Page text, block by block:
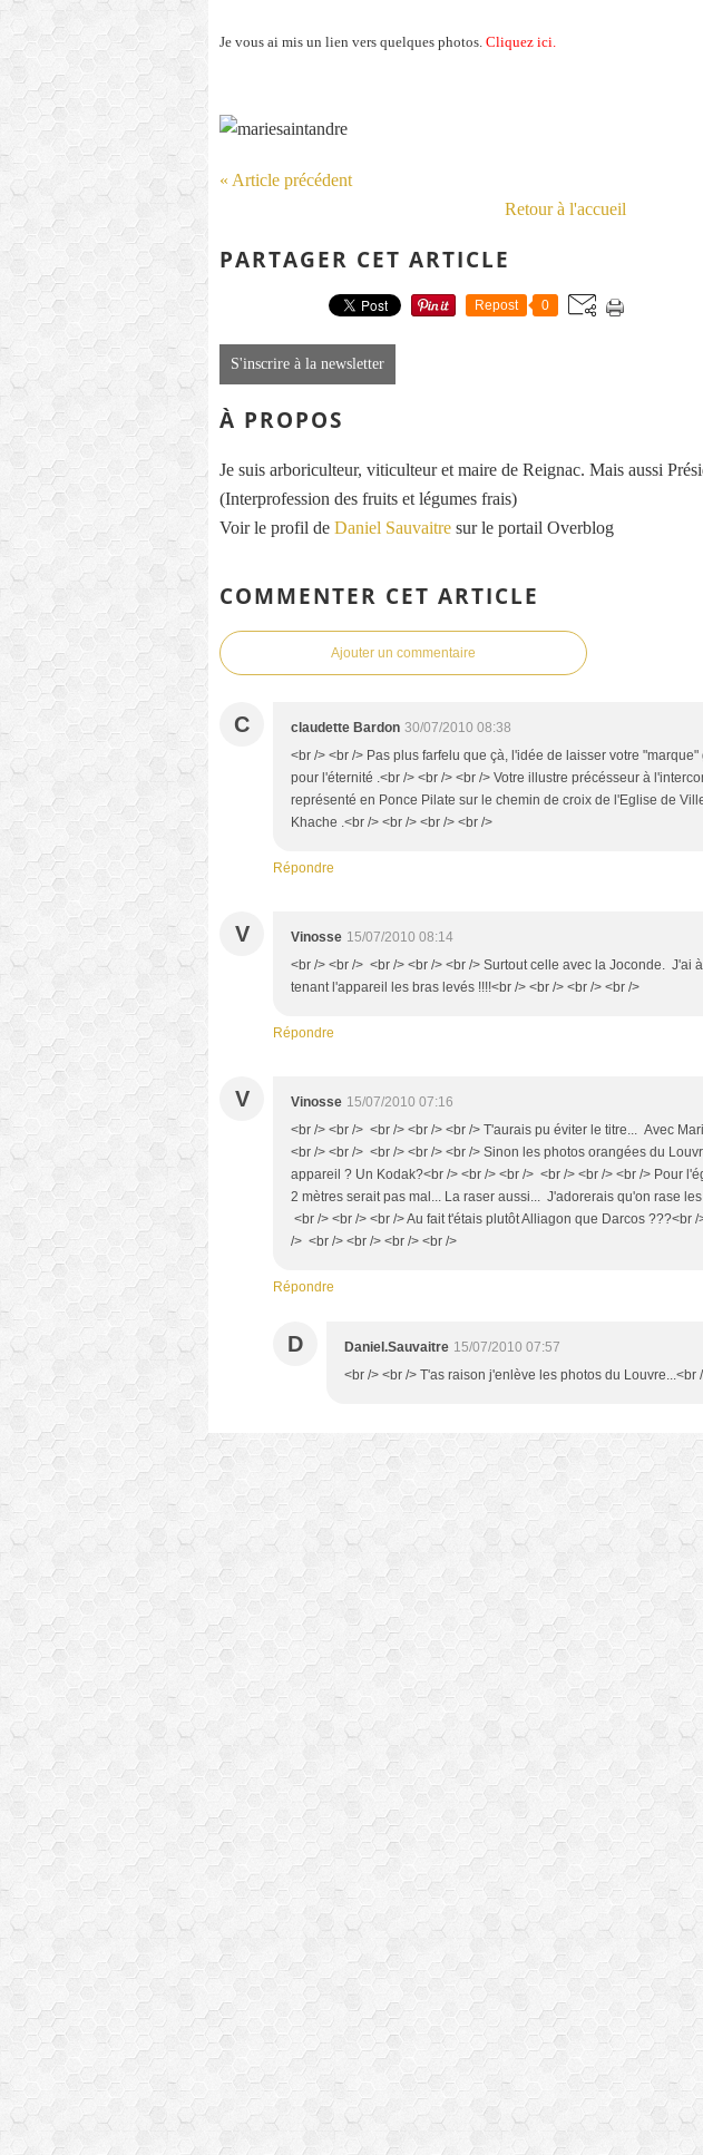
Je vous ai mis un lien vers quelques photos. Cliquez ici.
« Article précédent
Retour à l'accueil
PARTAGER CET ARTICLE
Repost 0
S'inscrire à la newsletter
À PROPOS
Je suis arboriculteur, viticulteur et maire de Reignac. Mais aussi
(Interprofession des fruits et légumes frais)
Voir le profil de Daniel Sauvaitre sur le portail Overblog
COMMENTER CET ARTICLE
Ajouter un commentaire
C claudette Bardon 30/07/2010 08:38
<br /> <br /> Pas plus farfelu que çà, l'idée de laisser votre
pour l'éternité .<br /> <br /> <br /> Votre illustre précésseur à
représenté en Ponce Pilate sur le chemin de croix de l'Eglise de
Khache .<br /> <br /> <br /> <br />
Répondre
V Vinosse 15/07/2010 08:14
<br /> <br /> <br /> <br /> <br /> Surtout celle avec la Joconde. J'ai
tenant l'appareil les bras levés !!!!<br /> <br /> <br /> <br />
Répondre
V Vinosse 15/07/2010 07:16
<br /> <br /> <br /> <br /> <br /> T'aurais pu éviter le titre... Avec
<br /> <br /> <br /> <br /> <br /> Sinon les photos orangées du
appareil ? Un Kodak?<br /> <br /> <br /> <br /> <br /> <br /> Pour
2 mètres serait pas mal... La raser aussi... J'adorerais qu'on rase
<br /> <br /> <br /> Au fait t'étais plutôt Alliagon que Darcos ???<br
/> <br /> <br /> <br /> <br />
Répondre
D Daniel.Sauvaitre 15/07/2010 07:57
<br /> <br /> T'as raison j'enlève les photos du Louvre...<br